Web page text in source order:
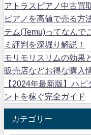
アトラスピアノ中古買
ピアノを高値で売る方
テム(Temu)ってなんで
ミ評判を深堀り解説！
モリモリスリムの効果
販売店などお得な購入
【2024年最新版】ハ
ントを稼ぐ完全ガイド
カテゴリー